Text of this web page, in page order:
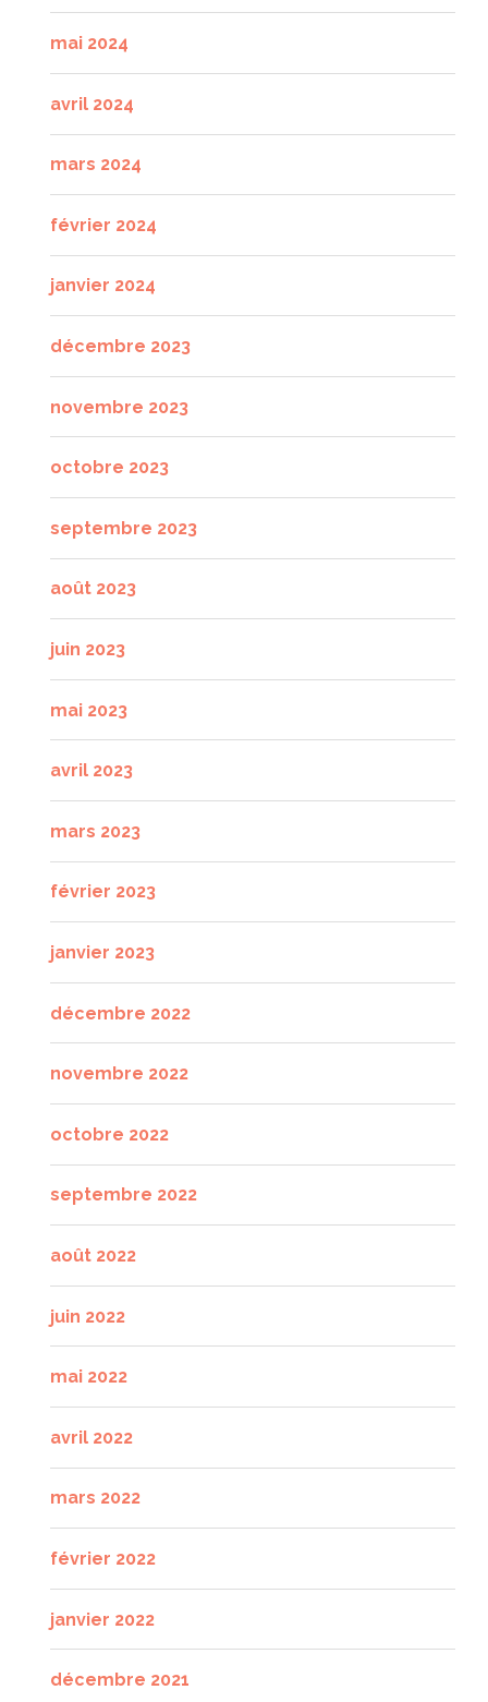
mai 2024
avril 2024
mars 2024
février 2024
janvier 2024
décembre 2023
novembre 2023
octobre 2023
septembre 2023
août 2023
juin 2023
mai 2023
avril 2023
mars 2023
février 2023
janvier 2023
décembre 2022
novembre 2022
octobre 2022
septembre 2022
août 2022
juin 2022
mai 2022
avril 2022
mars 2022
février 2022
janvier 2022
décembre 2021